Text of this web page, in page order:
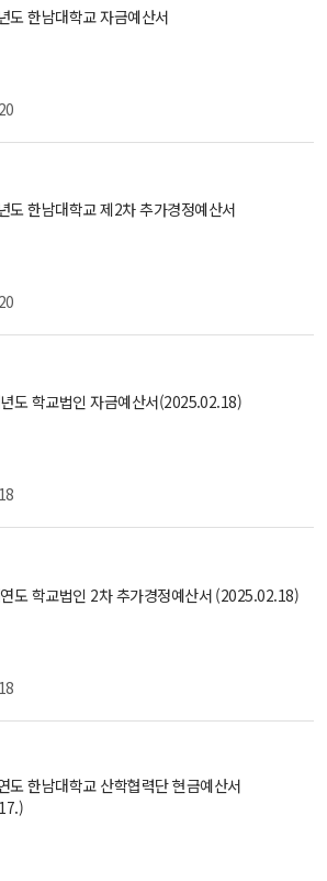
도 한남대학교 자금예산서
도 한남대학교 제2차 추가경정예산서
도 학교법인 자금예산서(2025.02.18)
도 학교법인 2차 추가경정예산서 (2025.02.18)
도 한남대학교 산학협력단 현금예산서